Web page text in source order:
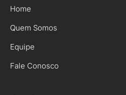
Home
Quem Somos
Equipe
Fale Conosco